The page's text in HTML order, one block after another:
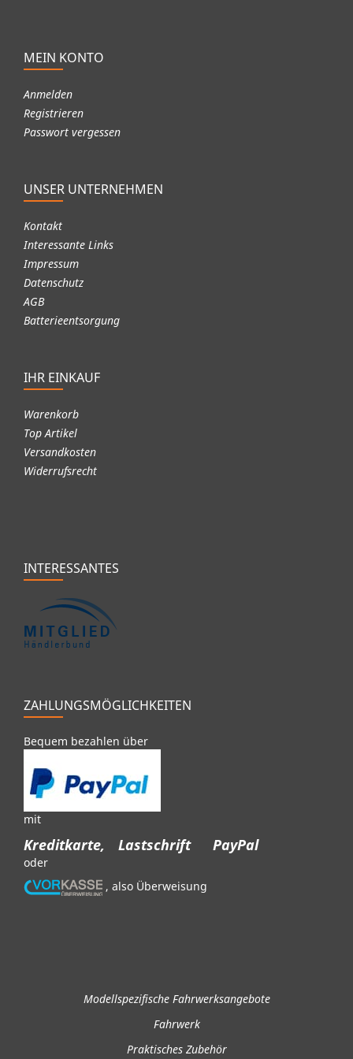
HUSABERG TE300 2011-2014
MEIN KONTO
Anmelden
Registrieren
Passwort vergessen
UNSER UNTERNEHMEN
Kontakt
Interessante Links
Impressum
Datenschutz
AGB
Batterieentsorgung
IHR EINKAUF
Warenkorb
Top Artikel
Versandkosten
Widerrufsrecht
INTERESSANTES
ZAHLUNGSMÖGLICHKEITEN
Bequem bezahlen über
mit
Kreditkarte, Lastschrift PayPal
oder
, also Überweisung
Modellspezifische Fahrwerksangebote
Fahrwerk
Praktisches Zubehör